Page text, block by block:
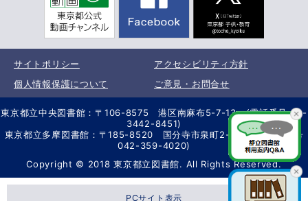
サイトポリシー
アクセシビリティ方針
個人情報保護について
ご意見・お問合せ
東京都立中央図書館：〒106-8575 港区南麻布5-7-13 (電話番号 03-
3442-8451)
東京都立多摩図書館：〒185-8520 国分寺市泉町2-2-26 (電話番号
042-359-4020)
Copyright © 2018 東京都立図書館. All Rights Reserved.
PCサイト表示